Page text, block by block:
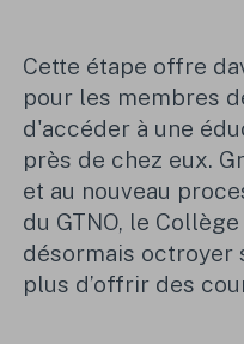
Cette étape offre
pour les membres
d'accéder à une
près de chez eux.
et au nouveau
du GTNO, le
désormais octroyer
plus d’offrir des